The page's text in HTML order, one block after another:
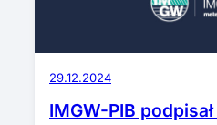
29.12.2024
IMGW-PIB